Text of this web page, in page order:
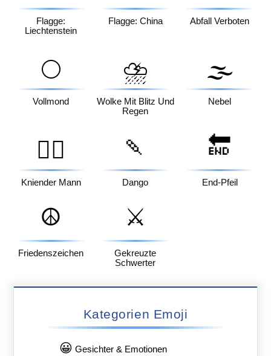
Flagge:
Liechtenstein
Flagge: China Abfall Verboten
🌕
Vollmond
⛈️
Wolke Mit Blitz Und
Regen
🌫️
Nebel
🧎‍♂️
Kniender Mann
🍡
Dango
🔚
End-Pfeil
☮️
Friedenszeichen
⚔️
Gekreuzte
Schwerter
Kategorien Emoji
😀 Gesichter & Emotionen